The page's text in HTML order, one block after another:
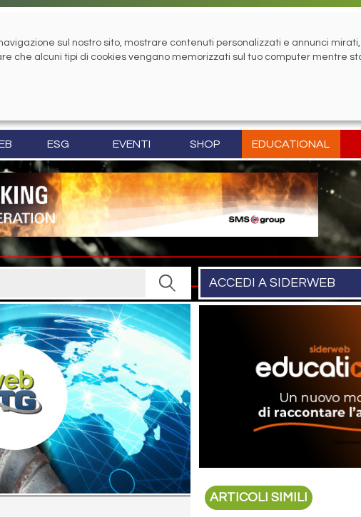
ESG EVENTI SHOP EDUCATIONAL
ACCEDI A SIDERWEB
ARTICOLI SIMILI
sul nostro sito, mostrare contenuti personalizzati e annunci
che alcuni tipi di cookies vengano memorizzati sul tuo computer mentre